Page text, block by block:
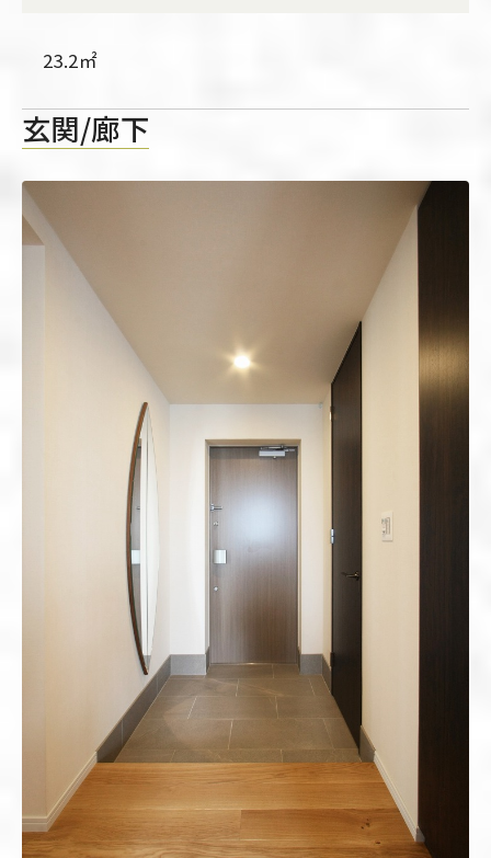
23.2㎡
玄関/廊下